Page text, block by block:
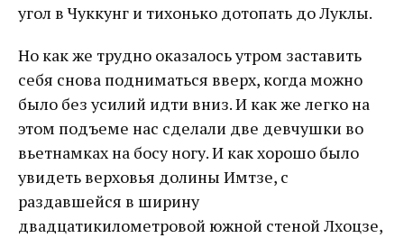
угол в Чуккунг и тихонько дотопать до Луклы.
Но как же трудно оказалось утром заставить
себя снова подниматься вверх, когда можно
было без усилий идти вниз. И как же легко на
этом подъеме нас сделали две девчушки во
вьетнамках на босу ногу. И как хорошо было
увидеть верховья долины Имтзе, с
раздавшейся в ширину
двадцатикилометровой южной стеной Лхоцзе,